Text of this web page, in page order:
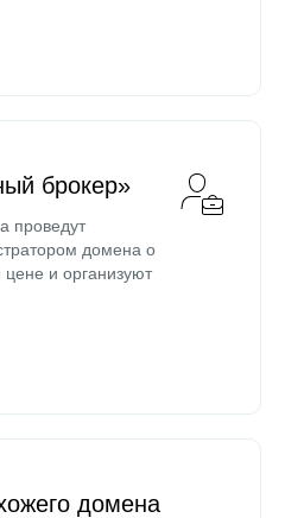
брокер»
проведут
домена о
и организуют
домена